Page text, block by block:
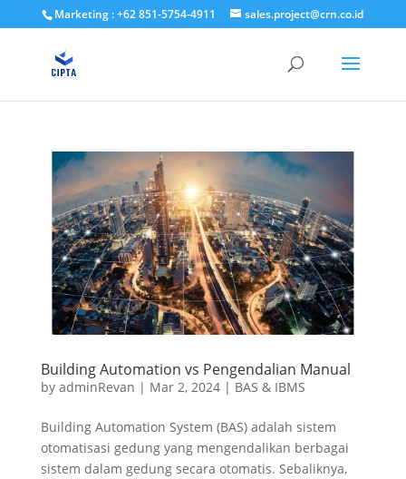
Marketing : +62 851-5754-4911 sales.project@crn.co.id
Building Automation vs Pengendalian Manual
by adminRevan | Mar 2, 2024| BAS & IBMS
Building Automation System (BAS) adalah sistem
otomatisasi gedung yang mengendalikan berbagai
sistem dalam gedung secara otomatis. Sebaliknya,